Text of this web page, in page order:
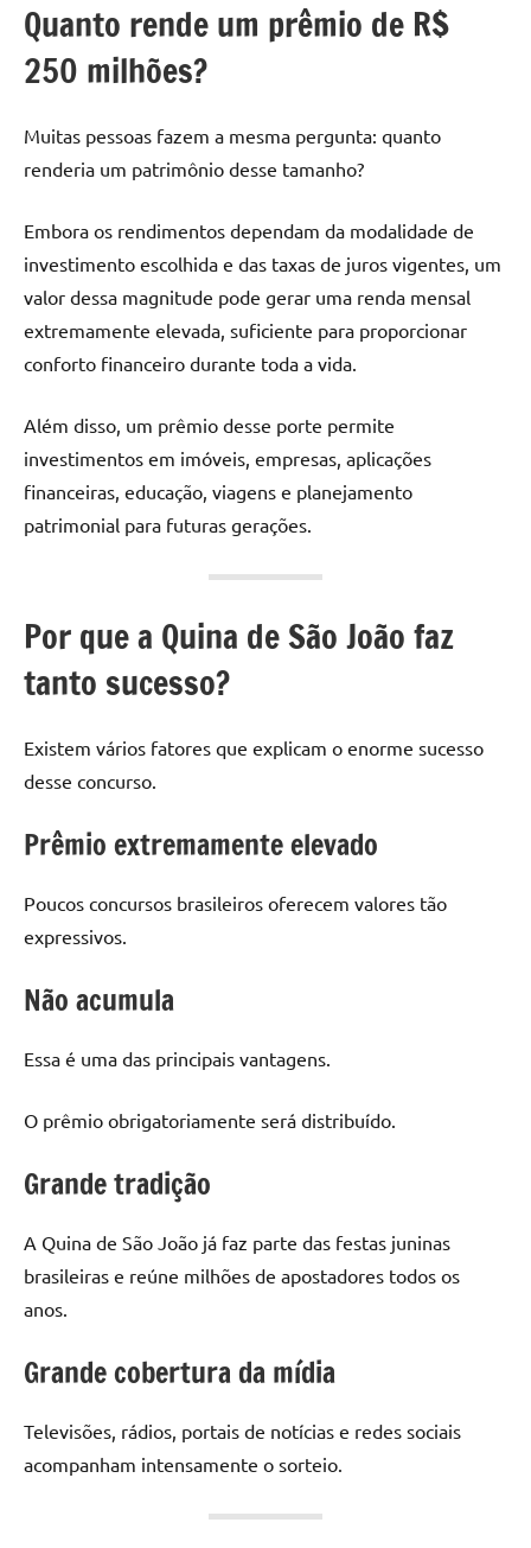
Quanto rende um prêmio de R$
250 milhões?
Muitas pessoas fazem a mesma pergunta: quanto
renderia um patrimônio desse tamanho?
Embora os rendimentos dependam da modalidade de
investimento escolhida e das taxas de juros vigentes, um
valor dessa magnitude pode gerar uma renda mensal
extremamente elevada, suficiente para proporcionar
conforto financeiro durante toda a vida.
Além disso, um prêmio desse porte permite
investimentos em imóveis, empresas, aplicações
financeiras, educação, viagens e planejamento
patrimonial para futuras gerações.
Por que a Quina de São João faz
tanto sucesso?
Existem vários fatores que explicam o enorme sucesso
desse concurso.
Prêmio extremamente elevado
Poucos concursos brasileiros oferecem valores tão
expressivos.
Não acumula
Essa é uma das principais vantagens.
O prêmio obrigatoriamente será distribuído.
Grande tradição
A Quina de São João já faz parte das festas juninas
brasileiras e reúne milhões de apostadores todos os
anos.
Grande cobertura da mídia
Televisões, rádios, portais de notícias e redes sociais
acompanham intensamente o sorteio.